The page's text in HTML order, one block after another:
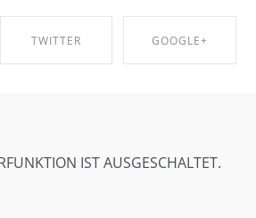
TWITTER GOOGLE+
IST AUSGESCHALTET.